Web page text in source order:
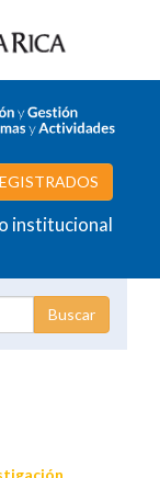
institucional